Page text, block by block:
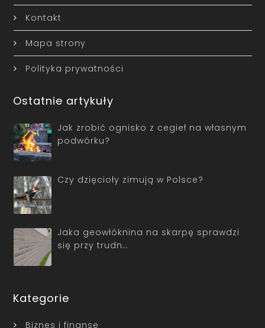
Kontakt
Mapa strony
Polityka prywatności
Ostatnie artykuły
Jak zrobić ognisko z cegieł na własnym
podwórku?
Czy dzięcioły zimują w Polsce?
Jaka geowłóknina na skarpę sprawdzi
się przy trudn…
Kategorie
Biznes i finanse